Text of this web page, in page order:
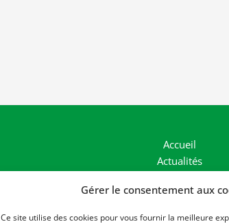
Gérer le consentement aux
Ce site utilise des cookies pour vous fournir la meilleure
Accueil
Actualités
Nos Actions